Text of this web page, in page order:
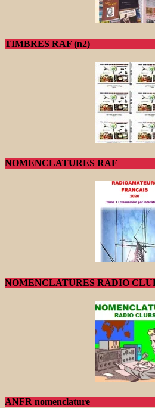
TIMBRES RAF (n2)
NOMENCLATURES RAF
NOMENCLATURES RADIO
ANFR nomenclature